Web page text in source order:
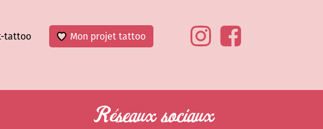
tattoo Mon projet tattoo
Réseaux sociaux